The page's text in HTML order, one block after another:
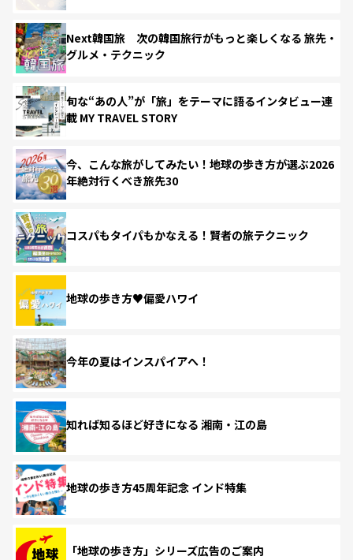
Next韓国旅 次の韓国旅行がもっと楽しくなる 旅先・
グルメ・テクニック
旬な“あの人”が「旅」をテーマに語るインタビュー連
載 MY TRAVEL STORY
今、こんな旅がしてみたい！地球の歩き方が選ぶ2026
年絶対行くべき旅先30
コスパもタイパもかなえる！賢者の旅テクニック
地球の歩き方♥偏愛ハワイ
今年の夏はインスパイアへ！
知れば知るほど好きになる 湘南・江の島
地球の歩き方45周年記念 インド特集
「地球の歩き方」シリーズ広告のご案内